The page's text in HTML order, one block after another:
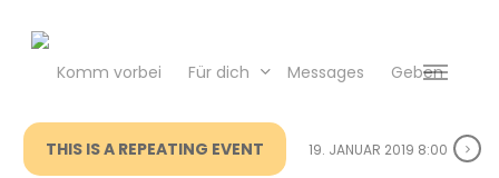
Komm vorbei Für dich Messages Geben
Menu
THIS IS A REPEATING EVENT 19. JANUAR 2019 8:00